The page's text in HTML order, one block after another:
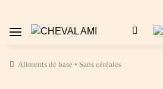
Aliments de base • Sans céréales